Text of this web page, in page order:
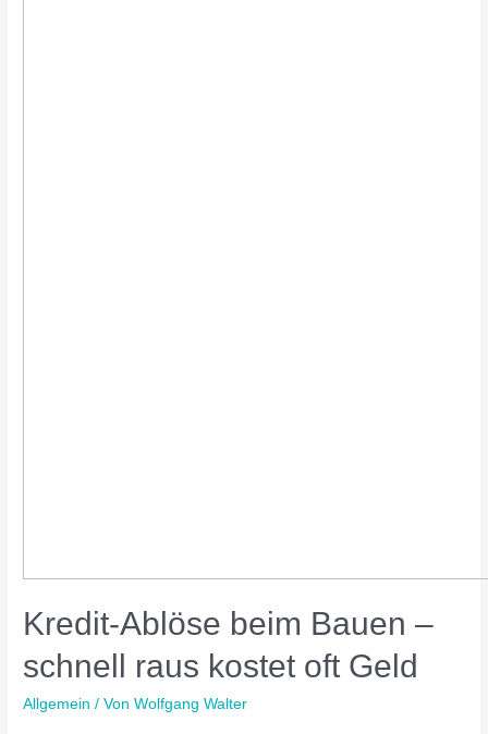
Kredit-Ablöse beim Bauen –
schnell raus kostet oft Geld
Allgemein / VonWolfgang Walter